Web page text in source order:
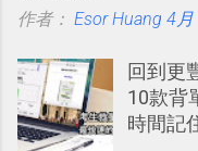
Google
著
一篇完
一時間
作者： Esor Huang 4月
回到更
10款背
時間記